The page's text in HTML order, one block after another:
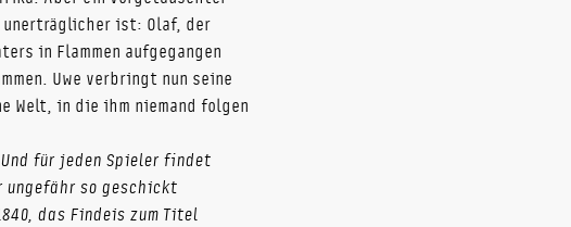
ist: Olaf, der
in Flammen aufgegangen
Uwe verbringt nun seine
Welt, in die ihm niemand folgen
für jeden Spieler findet
ungefähr so geschickt
das Findeis zum Titel